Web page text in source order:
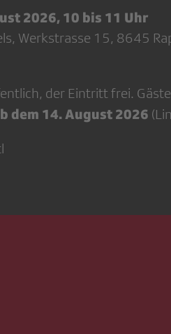
2026, 10 bis 11 Uhr
Werkstrasse 15, 8645
der Eintritt frei.
dem 14. August 2026